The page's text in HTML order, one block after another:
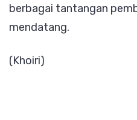
berbagai tantangan
mendatang.
(Khoiri)